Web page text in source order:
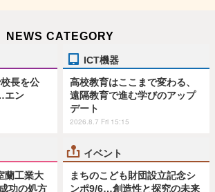
NEWS CATEGORY
長を公
エン
ICT機器
高校教育はここまで変わる、
遠隔教育で進む学びのアップ
デート
2026.8.7 Fri 15:15
蘭工業大
功の処方
イベント
まちのこども財団設立記念シ
ンポ9/6…創造性と探究の未来